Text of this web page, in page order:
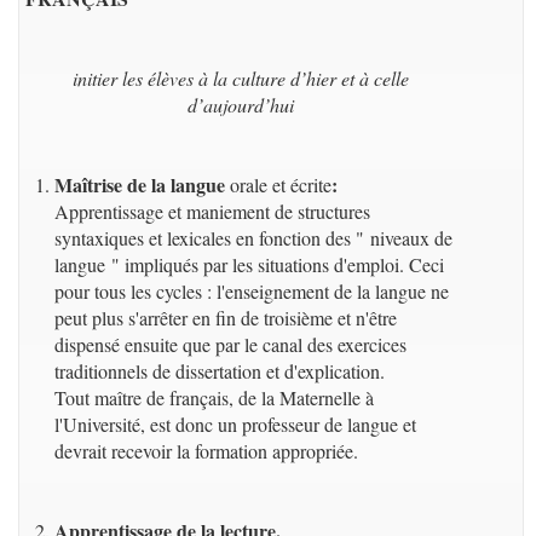
initier les élèves à la culture d’hier et à celle
d’aujourd’hui
Maîtrise de la langueorale et écrite:
Apprentissage et maniement de structures
syntaxiques et lexicales en fonction des " niveaux de
langue " impliqués par les situations d'emploi. Ceci
pour tous les cycles : l'enseignement de la langue ne
peut plus s'arrêter en fin de troisième et n'être
dispensé ensuite que par le canal des exercices
traditionnels de dissertation et d'explication.
Tout maître de français, de la Maternelle à
l'Université, est donc un professeur de langue et
devrait recevoir la formation appropriée.